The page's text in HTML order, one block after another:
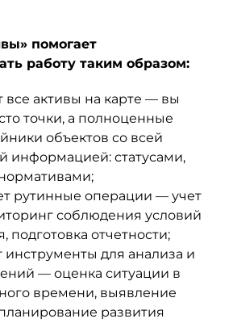
помогает
работу таким образом:
все активы на карте — вы
точки, а полноценные
объектов со всей
информацией: статусами,
рутинные операции — учет
соблюдения условий
подготовка отчетности;
инструменты для анализа и
— оценка ситуации в
времени, выявление
развития